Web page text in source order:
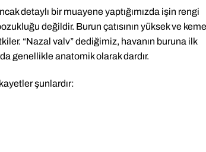
detaylı bir muayene yaptığımızda işin rengi
değildir. Burun çatısının yüksek ve
“Nazal valv” dediğimiz, havanın buruna ilk
genellikle anatomik olarak dardır.
şunlardır: